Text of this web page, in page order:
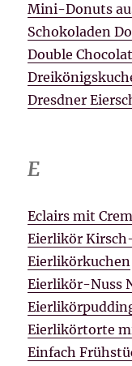
Mini-Donuts
Schokoladen
Double
Dresdner
E
Eclairs mit
Eierlikör
Eierlikörkuchen
Eierlikör-Nuss
Eierlikörtorte
Einfach